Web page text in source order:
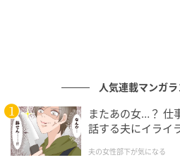
人気連載マンガ
またあの女…？ 仕
話する夫にイライ
夫の女性部下が気になる